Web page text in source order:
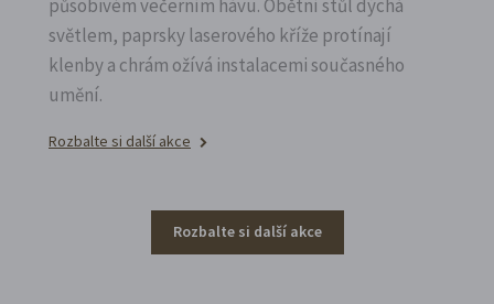
působivém večerním hávu. Obětní stůl dýchá
světlem, paprsky laserového kříže protínají
klenby a chrám ožívá instalacemi současného
umění.
Rozbalte si další akce
Rozbalte si další akce